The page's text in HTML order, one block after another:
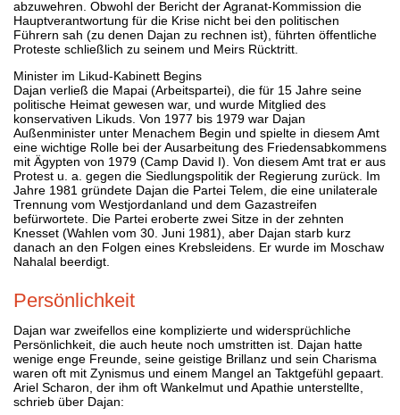
abzuwehren. Obwohl der Bericht der Agranat-Kommission die
Hauptverantwortung für die Krise nicht bei den politischen
Führern sah (zu denen Dajan zu rechnen ist), führten öffentliche
Proteste schließlich zu seinem und Meirs Rücktritt.
Minister im Likud-Kabinett Begins
Dajan verließ die Mapai (Arbeitspartei), die für 15 Jahre seine
politische Heimat gewesen war, und wurde Mitglied des
konservativen Likuds. Von 1977 bis 1979 war Dajan
Außenminister unter Menachem Begin und spielte in diesem Amt
eine wichtige Rolle bei der Ausarbeitung des Friedensabkommens
mit Ägypten von 1979 (Camp David I). Von diesem Amt trat er aus
Protest u. a. gegen die Siedlungspolitik der Regierung zurück. Im
Jahre 1981 gründete Dajan die Partei Telem, die eine unilaterale
Trennung vom Westjordanland und dem Gazastreifen
befürwortete. Die Partei eroberte zwei Sitze in der zehnten
Knesset (Wahlen vom 30. Juni 1981), aber Dajan starb kurz
danach an den Folgen eines Krebsleidens. Er wurde im Moschaw
Nahalal beerdigt.
Persönlichkeit
Dajan war zweifellos eine komplizierte und widersprüchliche
Persönlichkeit, die auch heute noch umstritten ist. Dajan hatte
wenige enge Freunde, seine geistige Brillanz und sein Charisma
waren oft mit Zynismus und einem Mangel an Taktgefühl gepaart.
Ariel Scharon, der ihm oft Wankelmut und Apathie unterstellte,
schrieb über Dajan: